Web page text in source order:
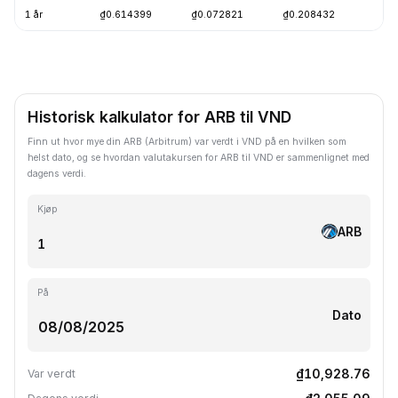
1 år ₫0.614399 ₫0.072821 ₫0.208432
Historisk kalkulator for ARB til VND
Finn ut hvor mye din ARB (Arbitrum) var verdt i VND på en hvilken som
helst dato, og se hvordan valutakursen for ARB til VND er sammenlignet med
dagens verdi.
Kjøp
ARB
På
Dato
Var verdt ₫10,928.76